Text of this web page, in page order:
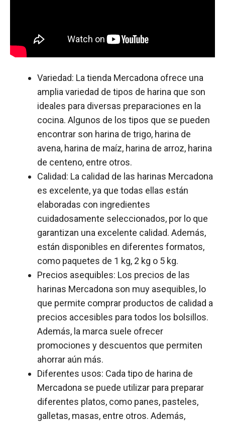
Variedad: La tienda Mercadona ofrece una
amplia variedad de tipos de harina que son
ideales para diversas preparaciones en la
cocina. Algunos de los tipos que se pueden
encontrar son harina de trigo, harina de
avena, harina de maíz, harina de arroz, harina
de centeno, entre otros.
Calidad: La calidad de las harinas Mercadona
es excelente, ya que todas ellas están
elaboradas con ingredientes
cuidadosamente seleccionados, por lo que
garantizan una excelente calidad. Además,
están disponibles en diferentes formatos,
como paquetes de 1 kg, 2 kg o 5 kg.
Precios asequibles: Los precios de las
harinas Mercadona son muy asequibles, lo
que permite comprar productos de calidad a
precios accesibles para todos los bolsillos.
Además, la marca suele ofrecer
promociones y descuentos que permiten
ahorrar aún más.
Diferentes usos: Cada tipo de harina de
Mercadona se puede utilizar para preparar
diferentes platos, como panes, pasteles,
galletas, masas, entre otros. Además,